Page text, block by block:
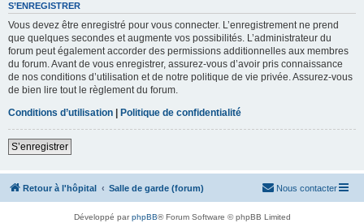
S’ENREGISTRER
Vous devez être enregistré pour vous connecter. L’enregistrement ne prend
que quelques secondes et augmente vos possibilités. L’administrateur du
forum peut également accorder des permissions additionnelles aux membres
du forum. Avant de vous enregistrer, assurez-vous d’avoir pris connaissance
de nos conditions d’utilisation et de notre politique de vie privée. Assurez-vous
de bien lire tout le règlement du forum.
Conditions d’utilisation | Politique de confidentialité
S’enregistrer
Retour à l'hôpital Salle de garde (forum) Nous contacter
Développé parphpBB® Forum Software © phpBB Limited